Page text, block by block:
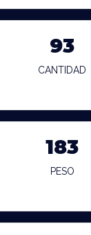
93
CANTIDAD
183
PESO